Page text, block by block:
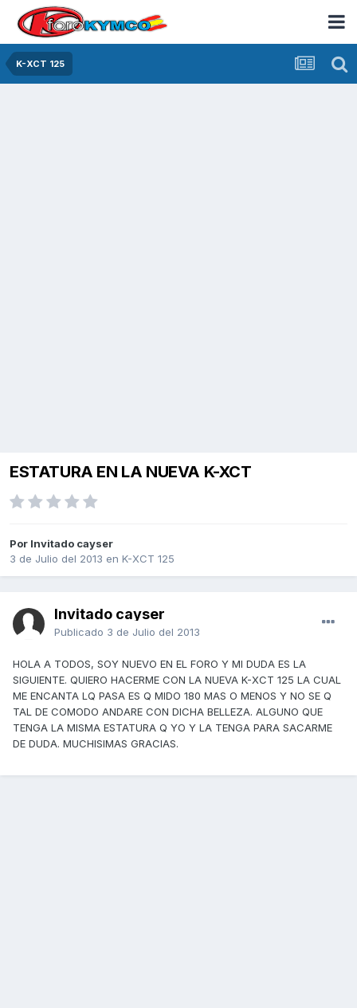
K-XCT 125
ESTATURA EN LA NUEVA K-XCT
Por Invitado cayser
3 de Julio del 2013 en K-XCT 125
Invitado cayser
Publicado 3 de Julio del 2013
HOLA A TODOS, SOY NUEVO EN EL FORO Y MI DUDA ES LA
SIGUIENTE. QUIERO HACERME CON LA NUEVA K-XCT 125 LA CUAL
ME ENCANTA LQ PASA ES Q MIDO 180 MAS O MENOS Y NO SE Q
TAL DE COMODO ANDARE CON DICHA BELLEZA. ALGUNO QUE
TENGA LA MISMA ESTATURA Q YO Y LA TENGA PARA SACARME
DE DUDA. MUCHISIMAS GRACIAS.